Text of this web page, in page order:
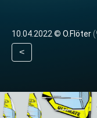
10.04.2022 © O.Flöter
<